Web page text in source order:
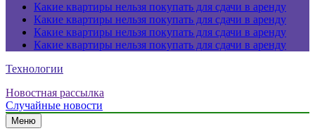
Какие квартиры нельзя покупать для сдачи в аренду
Какие квартиры нельзя покупать для сдачи в аренду
Какие квартиры нельзя покупать для сдачи в аренду
Какие квартиры нельзя покупать для сдачи в аренду
Технологии
Новостная рассылка
Случайные новости
Меню